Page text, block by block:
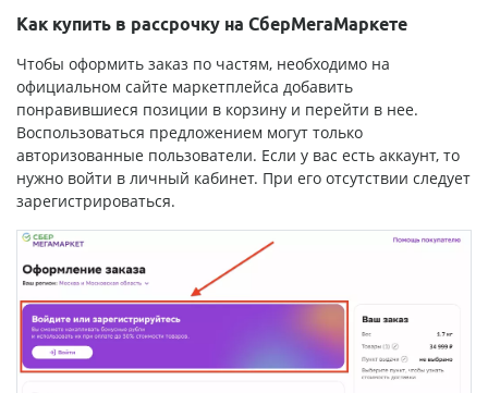
Как купить в рассрочку на СберМегаМаркете
Чтобы оформить заказ по частям, необходимо на
официальном сайте маркетплейса добавить
понравившиеся позиции в корзину и перейти в нее.
Воспользоваться предложением могут только
авторизованные пользователи. Если у вас есть аккаунт, то
нужно войти в личный кабинет. При его отсутствии следует
зарегистрироваться.